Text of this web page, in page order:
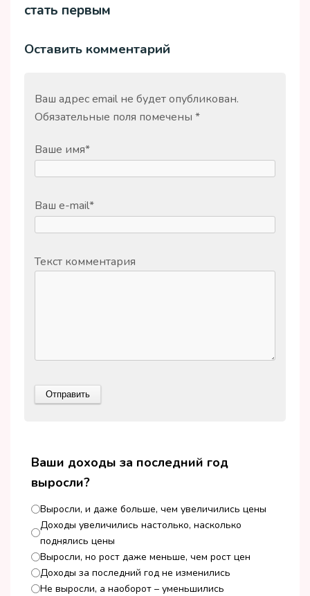
стать первым
Оставить комментарий
Ваш адрес email не будет опубликован.
Обязательные поля помечены *
Ваше имя*
Ваш e-mail*
Текст комментария
Ваши доходы за последний год
выросли?
Выросли, и даже больше, чем увеличились цены
Доходы увеличились настолько, насколько
поднялись цены
Выросли, но рост даже меньше, чем рост цен
Доходы за последний год не изменились
Не выросли, а наоборот – уменьшились